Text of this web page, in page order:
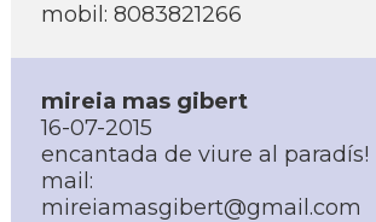
mobil: 8083821266
mireia mas gibert
16-07-2015
encantada de viure al paradí­s!
mail:
mireiamasgibert@gmail.com